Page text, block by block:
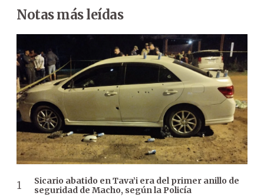
Notas más leídas
Sicario abatido en Tava’i era del primer anillo de
seguridad de Macho, según la Policía